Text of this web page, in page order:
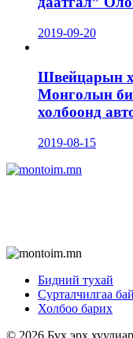
2019-09-20
Швейцарын
Монголын
холбоонд
2019-08-15
Бидний тухай
Сурталчилгаа
Холбоо барих
© 2026 Бүх эрх хуулиар